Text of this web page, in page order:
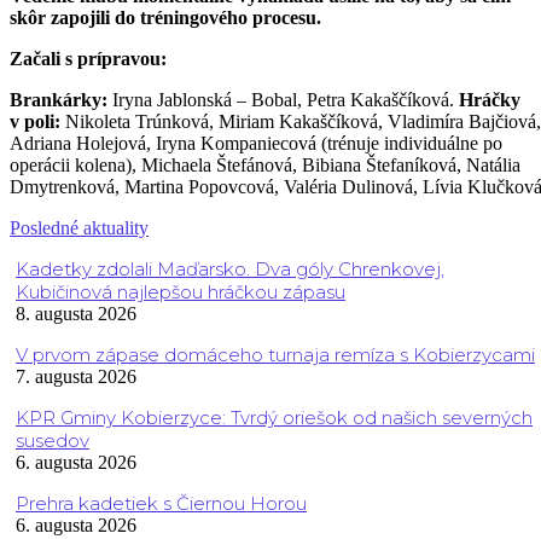
skôr zapojili do tréningového procesu.
Začali s prípravou:
Brankárky: Iryna Jablonská – Bobal, Petra Kakaščíková. Hráčky
v poli: Nikoleta Trúnková, Miriam Kakaščíková, Vladimíra Bajčiová,
Adriana Holejová, Iryna Kompaniecová (trénuje individuálne po
operácii kolena), Michaela Štefánová, Bibiana Štefaníková, Natália
Dmytrenková, Martina Popovcová, Valéria Dulinová, Lívia
Posledné aktuality
Kadetky zdolali Maďarsko. Dva góly Chrenkovej,
Kubičinová najlepšou hráčkou zápasu
8. augusta 2026
V prvom zápase domáceho turnaja remíza s Kobierzycami
7. augusta 2026
KPR Gminy Kobierzyce: Tvrdý oriešok od našich severných
susedov
6. augusta 2026
Prehra kadetiek s Čiernou Horou
6. augusta 2026